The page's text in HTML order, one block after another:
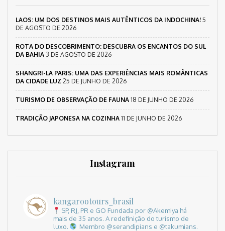
LAOS: UM DOS DESTINOS MAIS AUTÊNTICOS DA INDOCHINA! 5
DE AGOSTO DE 2026
ROTA DO DESCOBRIMENTO: DESCUBRA OS ENCANTOS DO SUL
DA BAHIA 3 DE AGOSTO DE 2026
SHANGRI-LA PARIS: UMA DAS EXPERIÊNCIAS MAIS ROMÂNTICAS
DA CIDADE LUZ 25 DE JUNHO DE 2026
TURISMO DE OBSERVAÇÃO DE FAUNA 18 DE JUNHO DE 2026
TRADIÇÃO JAPONESA NA COZINHA 11 DE JUNHO DE 2026
Instagram
kangarootours_brasil
SP, RJ, PR e GO Fundada por @Akemiya há
mais de 35 anos. A redefinição do turismo de
luxo.
Membro @serandipians e @takumians.